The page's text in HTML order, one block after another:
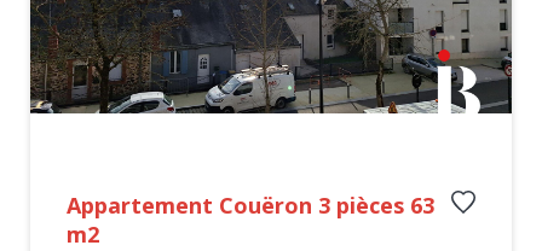
Appartement Couëron 3 pièces 63
m2